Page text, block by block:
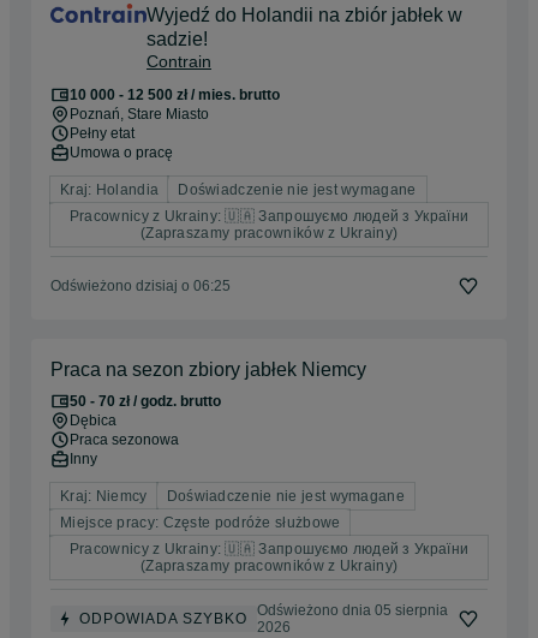
Wyjedź do Holandii na zbiór jabłek w
sadzie!
Contrain
10 000 - 12 500 zł / mies. brutto
Poznań, Stare Miasto
Pełny etat
Umowa o pracę
Kraj: Holandia
Doświadczenie nie jest wymagane
Pracownicy z Ukrainy: 🇺🇦 Запрошуємо людей з України
(Zapraszamy pracowników z Ukrainy)
Odświeżono dzisiaj o 06:25
Praca na sezon zbiory jabłek Niemcy
50 - 70 zł / godz. brutto
Dębica
Praca sezonowa
Inny
Kraj: Niemcy
Doświadczenie nie jest wymagane
Miejsce pracy: Częste podróże służbowe
Pracownicy z Ukrainy: 🇺🇦 Запрошуємо людей з України
(Zapraszamy pracowników z Ukrainy)
ODPOWIADA SZYBKO
Odświeżono dnia 05 sierpnia
2026